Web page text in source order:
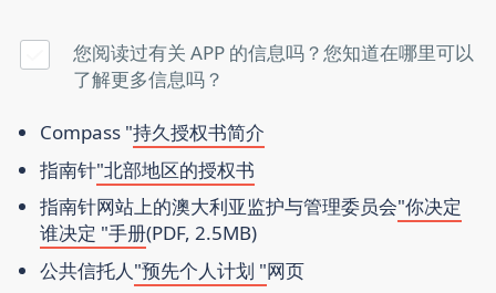
您阅读过有关 APP 的信息吗？您知道在哪里可以
了解更多信息吗？
Compass "持久授权书简介
指南针"北部地区的授权书
指南针网站上的澳大利亚监护与管理委员会"你决定
谁决定 "手册(PDF, 2.5MB)
公共信托人"预先个人计划 "网页